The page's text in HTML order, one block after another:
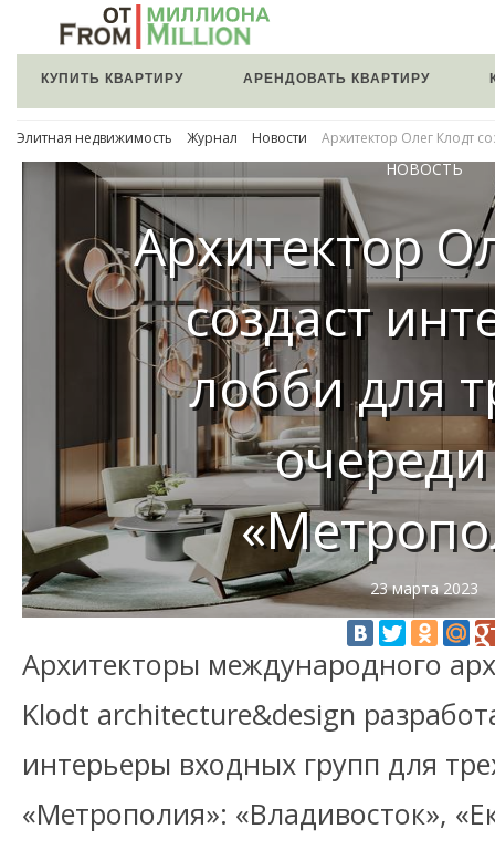
КУПИТЬ КВАРТИРУ АРЕНДОВАТЬ КВАРТИРУ
Элитная недвижимость Журнал Новости Архитектор Олег Клодт
НОВОСТЬ
Архитектор
создаст
лобби для
23 марта 2023
Архитекторы международного
Klodt architecture&design
интерьеры входных групп для
«Метрополия»: «Владивосток»,